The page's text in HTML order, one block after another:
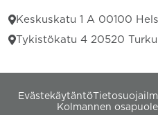
Keskuskatu 1 A 00100
Tykistökatu 4 20520 Turku
Evästekäytäntö
Kolmannen